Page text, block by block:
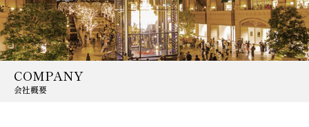
COMPANY
会社概要